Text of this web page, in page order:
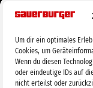
Um dir ein optimales
Cookies, um
Wenn du diesen
oder eindeutige IDs auf
nicht erteilst oder
Les appareils
Broyeurs
travail du sol
Faucheuses
Élevage